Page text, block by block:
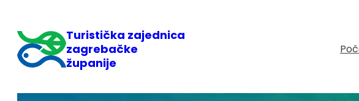
sadržaja
Turistička zajednica
zagrebačke
županije